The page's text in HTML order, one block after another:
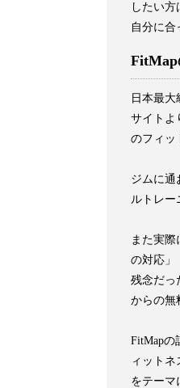
したい方
自分に合
FitMap
日本最
サイトよ
のフィッ
ジムに通
ルトレー
また実
の対応」
残念だっ
からの無
FitMapの
ィット
をテーマ